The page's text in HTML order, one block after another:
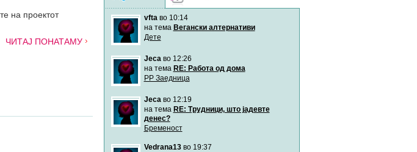
на проектот
ЧИТАЈ ПОНАТАМУ
vftaво 10:14
на тема Вегански алтернативи
Дете
Jecaво 12:26
на тема RE: Работа од дома
РР Заедница
Jecaво 12:19
на тема RE: Трудници, што јадевте
денес?
Бременост
Vedrana13во 19:37